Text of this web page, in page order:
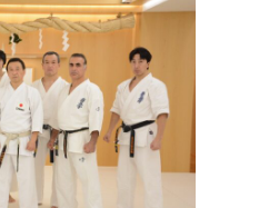
館の概要
介
会紹介
手道連盟について
せ
らのお知らせ